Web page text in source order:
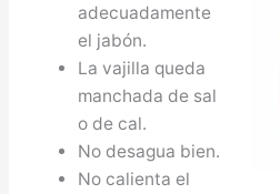
adecuadamente
el jabón.
La vajilla queda
manchada de sal
o de cal.
No desagua bien.
No calienta el